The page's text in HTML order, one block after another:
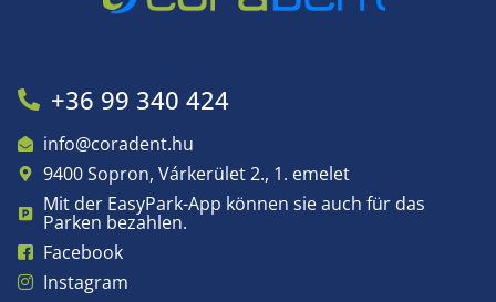
+36 99 340 424
info@coradent.hu
9400 Sopron, Várkerület 2., 1. emelet
Mit der EasyPark-App können sie auch für das
Parken bezahlen.
Facebook
Instagram